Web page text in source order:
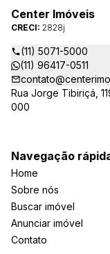
atuantes
Regional dos
Sindicato das
Administração de
Paulo (SECOVI).
Center Imóveis
CRECI: 2828j
(11) 5071-5000
(11) 96417-0511
Rua Jorge Tibiriçá,
000
Navegação
Home
Sobre nós
Buscar imóvel
Anunciar imóvel
Contato